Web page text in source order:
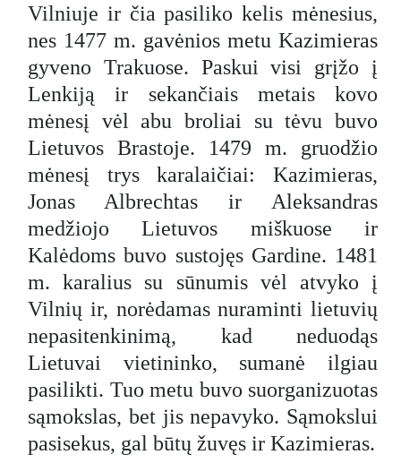
Vilniuje ir čia pasiliko kelis mėnesius,
nes 1477 m. gavėnios metu Kazimieras
gyveno Trakuose. Paskui visi grįžo į
Lenkiją ir sekančiais metais kovo
mėnesį vėl abu broliai su tėvu buvo
Lietuvos Brastoje. 1479 m. gruodžio
mėnesį trys karalaičiai: Kazimieras,
Jonas Albrechtas ir Aleksandras
medžiojo Lietuvos miškuose ir
Kalėdoms buvo sustojęs Gardine. 1481
m. karalius su sūnumis vėl atvyko į
Vilnių ir, norėdamas nuraminti lietuvių
nepasitenkinimą, kad neduodąs
Lietuvai vietininko, sumanė ilgiau
pasilikti. Tuo metu buvo suorganizuotas
sąmokslas, bet jis nepavyko. Sąmokslui
pasisekus, gal būtų žuvęs ir Kazimieras.